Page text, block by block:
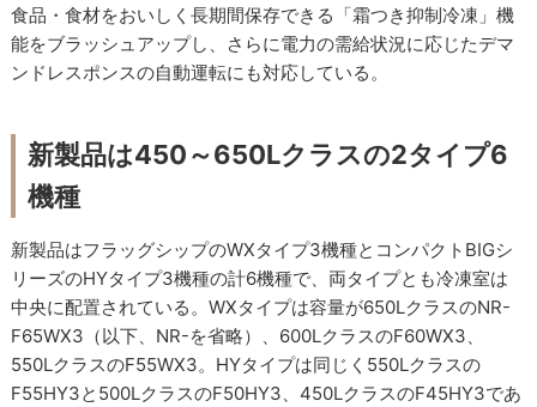
食品・食材をおいしく長期間保存できる「霜つき抑制冷凍」機
能をブラッシュアップし、さらに電力の需給状況に応じたデマ
ンドレスポンスの自動運転にも対応している。
新製品は450～650Lクラスの2タイプ6
機種
新製品はフラッグシップのWXタイプ3機種とコンパクトBIGシ
リーズのHYタイプ3機種の計6機種で、両タイプとも冷凍室は
中央に配置されている。WXタイプは容量が650LクラスのNR-
F65WX3（以下、NR-を省略）、600LクラスのF60WX3、
550LクラスのF55WX3。HYタイプは同じく550Lクラスの
F55HY3と500LクラスのF50HY3、450LクラスのF45HY3であ